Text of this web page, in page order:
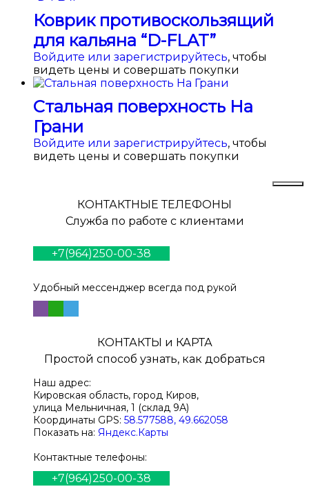
Коврик противоскользящий
для кальяна “D-FLAT”
Войдите или зарегистрируйтесь, чтобы
видеть цены и совершать покупки
Стальная поверхность На
Грани
Войдите или зарегистрируйтесь, чтобы
видеть цены и совершать покупки
КОНТАКТНЫЕ ТЕЛЕФОНЫ
Служба по работе с клиентами
+7(964)250-00-38
Удобный мессенджер всегда под рукой
КОНТАКТЫ и КАРТА
Простой способ узнать, как добраться
Наш адрес:
Кировская область, город Киров,
улица Мельничная, 1 (склад 9А)
Координаты GPS: 58.577588, 49.662058
Показать на: Яндекс.Карты
Контактные телефоны:
+7(964)250-00-38